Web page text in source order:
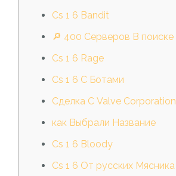
Cs 1 6 Bandit
🔎 400 Серверов В поиске
Cs 1 6 Rage
Cs 1 6 С Ботами
Сделка С Valve Corporation
как Выбрали Название
Cs 1 6 Bloody
Cs 1 6 От русских Мясника